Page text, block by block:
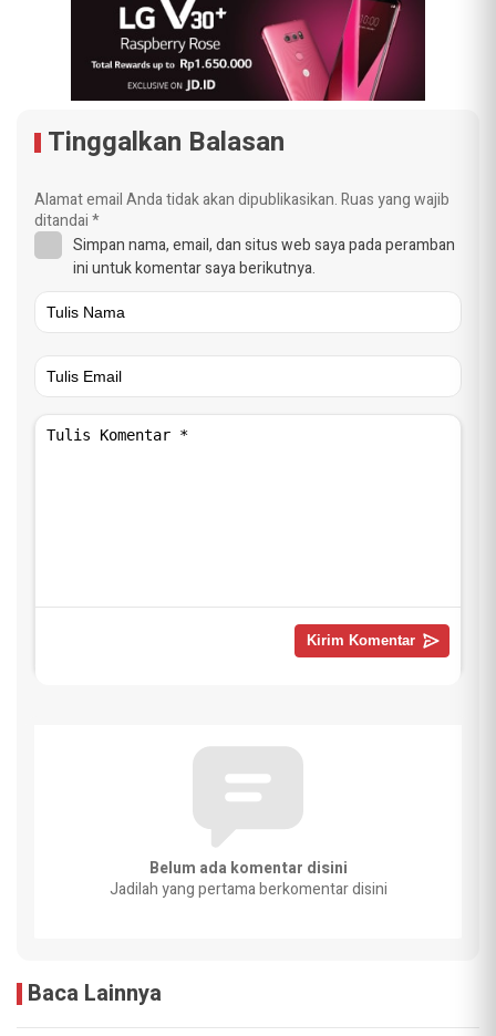
Tinggalkan Balasan
Alamat email Anda tidak akan dipublikasikan.Ruas yang wajib
ditandai*
Simpan nama, email, dan situs web saya pada peramban
ini untuk komentar saya berikutnya.
Belum ada komentar disini
Jadilah yang pertama berkomentar disini
Baca Lainnya